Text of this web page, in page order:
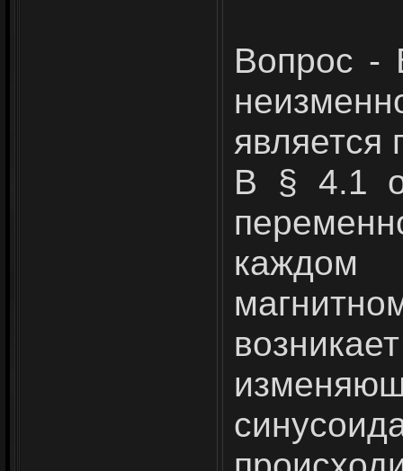
Вопрос -
является
В § 4.1
каждом